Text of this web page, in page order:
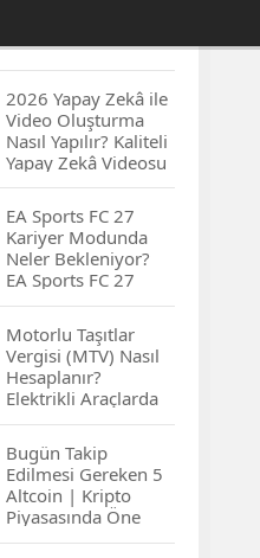
2026 Yapay Zekâ ile
Video Oluşturma
Nasıl Yapılır? Kaliteli
Yapay Zekâ Videosu
Hazırlamanın
İpuçları...
EA Sports FC 27
Kariyer Modunda
Neler Bekleniyor?
EA Sports FC 27
Kariyer Modu
Yenilikleri…
Motorlu Taşıtlar
Vergisi (MTV) Nasıl
Hesaplanır?
Elektrikli Araçlarda
MTV Nasıl
Hesaplanır? MTV
Borcu Nasıl
Sorgulanır?
Bugün Takip
Edilmesi Gereken 5
Altcoin | Kripto
Piyasasında Öne
Çıkan Projeler